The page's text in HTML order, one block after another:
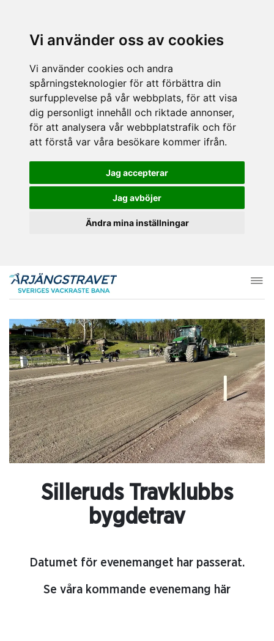
Vi använder oss av cookies
Vi använder cookies och andra
spårningsteknologier för att förbättra din
surfupplevelse på vår webbplats, för att visa
dig personligt innehåll och riktade annonser,
för att analysera vår webbplatstrafik och för
att förstå var våra besökare kommer ifrån.
Jag accepterar
Jag avböjer
Ändra mina inställningar
Silleruds Travklubbs
bygdetrav
Datumet för evenemanget har passerat.
Se våra kommande evenemang här